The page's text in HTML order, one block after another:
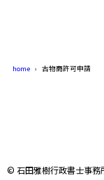
home 古物商許可申請
© 石田雅樹行政書士事務